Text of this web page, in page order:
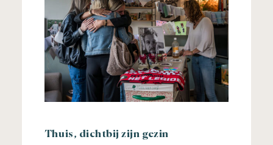
Thuis, dichtbij zijn gezin